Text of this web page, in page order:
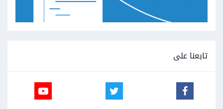
تابعنا على